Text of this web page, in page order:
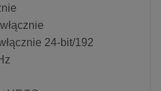
24-bit/192